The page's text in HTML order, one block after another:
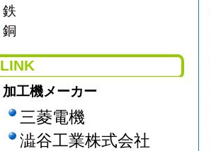
鉄
銅
LINK
加工機メーカー
三菱電機
澁谷工業株式会社